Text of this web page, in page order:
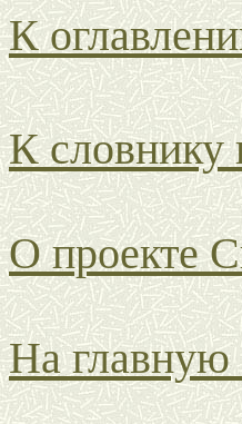
К
К словнику
О проекте
На главную